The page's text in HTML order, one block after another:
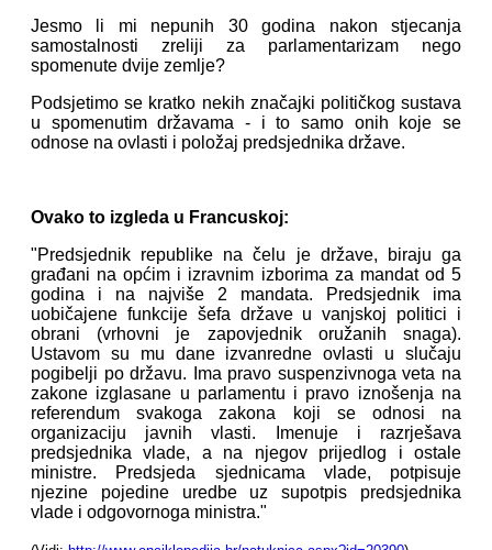
Jesmo li mi nepunih 30 godina nakon stjecanja
samostalnosti zreliji za parlamentarizam nego
spomenute dvije zemlje?
Podsjetimo se kratko nekih značajki političkog sustava
u spomenutim državama - i to samo onih koje se
odnose na ovlasti i položaj predsjednika države.
Ovako to izgleda u Francuskoj:
"Predsjednik republike na čelu je države, biraju ga
građani na općim i izravnim izborima za mandat od 5
godina i na najviše 2 mandata. Predsjednik ima
uobičajene funkcije šefa države u vanjskoj politici i
obrani (vrhovni je zapovjednik oružanih snaga).
Ustavom su mu dane izvanredne ovlasti u slučaju
pogibelji po državu. Ima pravo suspenzivnoga veta na
zakone izglasane u parlamentu i pravo iznošenja na
referendum svakoga zakona koji se odnosi na
organizaciju javnih vlasti. Imenuje i razrješava
predsjednika vlade, a na njegov prijedlog i ostale
ministre. Predsjeda sjednicama vlade, potpisuje
njezine pojedine uredbe uz supotpis predsjednika
vlade i odgovornoga ministra."